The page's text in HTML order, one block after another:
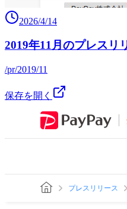
2026/4/14
2019年11月のプレスリ
/pr/2019/11
保存を開く